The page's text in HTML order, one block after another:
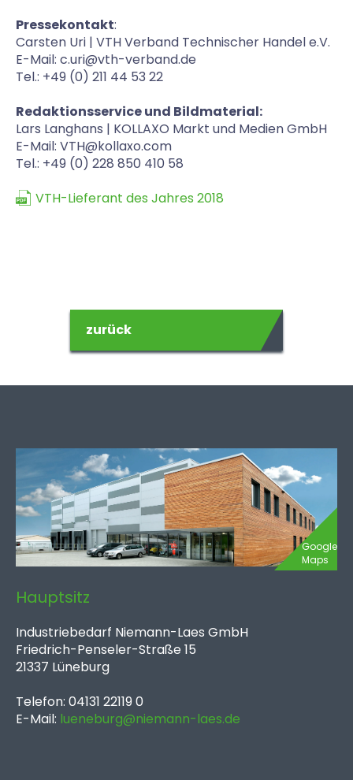
Pressekontakt:
Carsten Uri | VTH Verband Technischer Handel e.V.
E-Mail: c.uri@vth-verband.de
Tel.: +49 (0) 211 44 53 22
Redaktionsservice und Bildmaterial:
Lars Langhans | KOLLAXO Markt und Medien GmbH
E-Mail: VTH@kollaxo.com
Tel.: +49 (0) 228 850 410 58
VTH-Lieferant des Jahres 2018
zurück
Google
Maps
Hauptsitz
Industriebedarf Niemann-Laes GmbH
Friedrich-Penseler-Straße 15
21337 Lüneburg
Telefon: 04131 22119 0
E-Mail: lueneburg@niemann-laes.de